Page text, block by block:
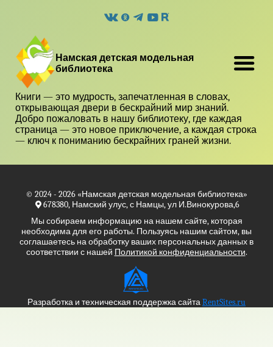
Намская детская модельная
библиотека
Книги — это мудрость, запечатленная в словах,
открывающая двери в бескрайний мир знаний.
Добро пожаловать в нашу библиотеку, где каждая
страница — это новое приключение, а каждая строка
— ключ к пониманию бескрайних граней жизни.
© 2024 - 2026 «Намская детская модельная библиотека»
678380, Намский улус, с Намцы, ул И.Винокурова,6
Мы собираем информацию на нашем сайте, которая
необходима для его работы. Пользуясь нашим сайтом, вы
соглашаетесь на обработку ваших персональных данных в
соответствии с нашей Политикой конфиденциальности.
Разработка и техническая поддержка сайтаRentSites.ru